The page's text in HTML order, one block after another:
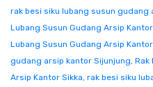
rak besi siku lubang susun gudang
Lubang Susun Gudang Arsip
Lubang Susun Gudang Arsip
gudang arsip kantor Sijunjung, Rak
Arsip Kantor Sikka, rak besi siku